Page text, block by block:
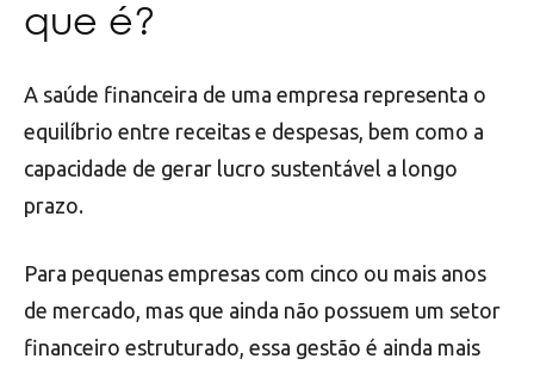
que é?
A saúde financeira de uma empresa representa o
equilíbrio entre receitas e despesas, bem como a
capacidade de gerar lucro sustentável a longo
prazo.
Para pequenas empresas com cinco ou mais anos
de mercado, mas que ainda não possuem um setor
financeiro estruturado, essa gestão é ainda mais